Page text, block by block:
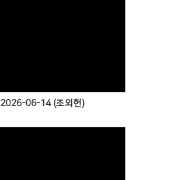
2026-06-14 (조외헌)